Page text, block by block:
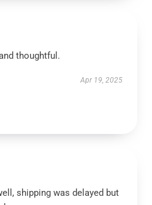
thoughtful.
Apr 19, 2025
shipping was delayed but